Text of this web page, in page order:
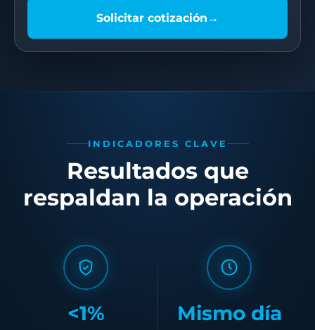
Solicitar cotización →
INDICADORES CLAVE
Resultados que
respaldan la operación
<1% Mismo día